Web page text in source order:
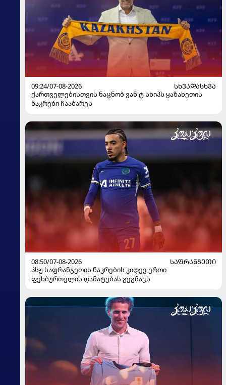
09:24/07-08-2026
ᲡᲮᲕᲐᲓᲐᲡᲮᲕᲐ
ქართველებისთვის ნაცნობ ვან'ტ სხიპს ყაზახეთის
ნაკრები ჩააბარეს
08:50/07-08-2026
ᲡᲐᲤᲠᲐᲜᲒᲔᲗᲘ
პსჟ საფრანგეთის ნაკრების კიდევ ერთი
ფეხბურთელის დამატებას გეგმავს